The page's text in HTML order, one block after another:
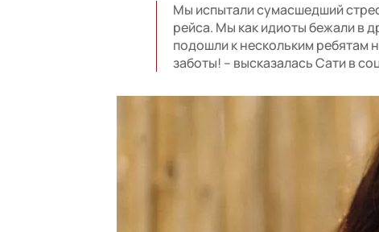
Мы испытали сумасшедший
рейса. Мы как идиоты бежали в
подошли к нескольким ребятам
заботы! – высказалась Сати в